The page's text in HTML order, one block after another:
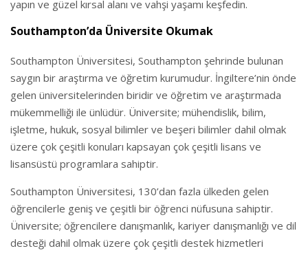
yapın ve güzel kırsal alanı ve vahşi yaşamı keşfedin.
Southampton’da Üniversite Okumak
Southampton Üniversitesi, Southampton şehrinde bulunan
saygın bir araştırma ve öğretim kurumudur. İngiltere’nin önde
gelen üniversitelerinden biridir ve öğretim ve araştırmada
mükemmelliği ile ünlüdür. Üniversite; mühendislik, bilim,
işletme, hukuk, sosyal bilimler ve beşeri bilimler dahil olmak
üzere çok çeşitli konuları kapsayan çok çeşitli lisans ve
lisansüstü programlara sahiptir.
Southampton Üniversitesi, 130’dan fazla ülkeden gelen
öğrencilerle geniş ve çeşitli bir öğrenci nüfusuna sahiptir.
Üniversite; öğrencilere danışmanlık, kariyer danışmanlığı ve dil
desteği dahil olmak üzere çok çeşitli destek hizmetleri